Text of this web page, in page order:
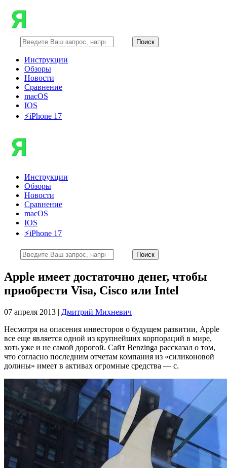
Инструкции
Обзоры
Новости
Сравнение
macOS
IOS
⚡️iPhone 17
Инструкции
Обзоры
Новости
Сравнение
macOS
IOS
⚡️iPhone 17
Apple имеет достаточно денег, чтобы
приобрести Visa, Cisco или Intel
07 апреля 2013 | Дмитрий Михневич
Несмотря на опасения инвесторов о будущем развитии, Apple
все еще является одной из крупнейших корпораций в мире,
хоть уже и не самой дорогой. Сайт Benzinga рассказал о том,
что согласно последним отчетам компания из «силиконовой
долины» имеет в активах огромные средства — с.